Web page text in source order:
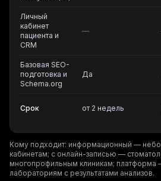
Личный
кабинет
пациента и
CRM
—
Базовая SEO-
подготовка и
Schema.org
Да
Срок от 2 недель
Кому подходит: информационный —
кабинетам; с онлайн-записью —
многопрофильным клиникам; платформа
лабораториям с результатами анализов.